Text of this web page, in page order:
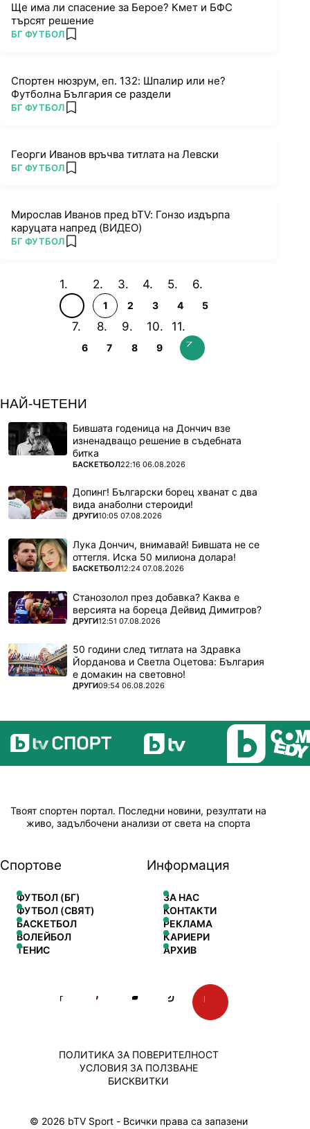
Ще има ли спасение за Берое? Кмет и БФС
търсят решение
ПОВЕЧЕ ОТ
БГ ФУТБОЛ add favorites
Спортен нюзрум, еп. 132: Шпалир или не?
Футболна България се раздели
ПОВЕЧЕ ОТ
БГ ФУТБОЛ add favorites
Георги Иванов връчва титлата на Левски
ПОВЕЧЕ ОТ
БГ ФУТБОЛ add favorites
Мирослав Иванов пред bTV: Гонзо издърпа
каруцата напред (ВИДЕО)
ПОВЕЧЕ ОТ
БГ ФУТБОЛ add favorites
1 2 3 4 5
6 7 8 9
НАЙ-ЧЕТЕНИ
Бившата годеница на Дончич взе
изненадващо решение в съдебната
битка
ПОВЕЧЕ ОТ
БАСКЕТБОЛ22:16 06.08.2026
Допинг! Български борец хванат с два
вида анаболни стероиди!
ПОВЕЧЕ ОТ
ДРУГИ10:05 07.08.2026
Лука Дончич, внимавай! Бившата не се
оттегля. Иска 50 милиона долара!
ПОВЕЧЕ ОТ
БАСКЕТБОЛ12:24 07.08.2026
Станозолол през добавка? Каква е
версията на бореца Дейвид Димитров?
ПОВЕЧЕ ОТ
ДРУГИ12:51 07.08.2026
50 години след титлата на Здравка
Йорданова и Светла Оцетова: България
е домакин на световно!
ПОВЕЧЕ ОТ
ДРУГИ09:54 06.08.2026
Твоят спортен портал. Последни новини, резултати на
живо, задълбочени анализи от света на спорта
Спортове
ФУТБОЛ (БГ)
ФУТБОЛ (СВЯТ)
БАСКЕТБОЛ
ВОЛЕЙБОЛ
ТЕНИС
Информация
ЗА НАС
КОНТАКТИ
РЕКЛАМА
КАРИЕРИ
АРХИВ
© 2026 bTV Sport - Всички права са запазени
ПОЛИТИКА ЗА ПОВЕРИТЕЛНОСТ
УСЛОВИЯ ЗА ПОЛЗВАНЕ
БИСКВИТКИ